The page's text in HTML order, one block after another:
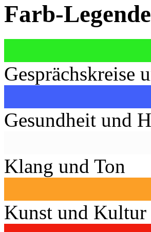
Farb-
Gesprächskreise
Gesundheit und
Klang und Ton
Kunst und Kultur